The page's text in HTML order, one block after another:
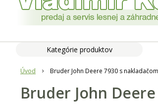
Úvod Bruder John Deere 7930 s nakladačom
Bruder John
Kategórie produktov